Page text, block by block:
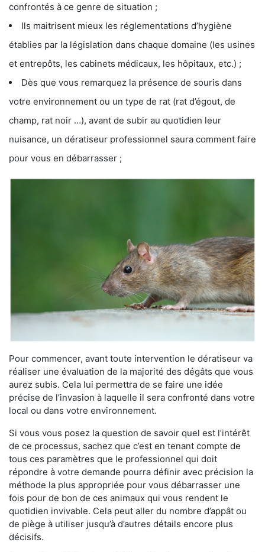
confrontés à ce genre de situation ;
Ils maitrisent mieux les réglementations d’hygiène
établies par la législation dans chaque domaine (les usines
et entrepôts, les cabinets médicaux, les hôpitaux, etc.) ;
Dès que vous remarquez la présence de souris dans
votre environnement ou un type de rat (rat d’égout, de
champ, rat noir …), avant de subir au quotidien leur
nuisance, un dératiseur professionnel saura comment faire
pour vous en débarrasser ;
Pour commencer, avant toute intervention le dératiseur va
réaliser une évaluation de la majorité des dégâts que vous
aurez subis. Cela lui permettra de se faire une idée
précise de l’invasion à laquelle il sera confronté dans votre
local ou dans votre environnement.
Si vous vous posez la question de savoir quel est l’intérêt
de ce processus, sachez que c’est en tenant compte de
tous ces paramètres que le professionnel qui doit
répondre à votre demande pourra définir avec précision la
méthode la plus appropriée pour vous débarrasser une
fois pour de bon de ces animaux qui vous rendent le
quotidien invivable. Cela peut aller du nombre d’appât ou
de piège à utiliser jusqu’à d’autres détails encore plus
décisifs.